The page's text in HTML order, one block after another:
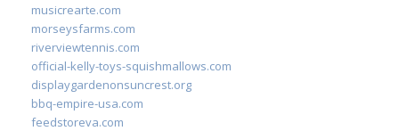
musicrearte.com
morseysfarms.com
riverviewtennis.com
official-kelly-toys-squishmallows.com
displaygardenonsuncrest.org
bbq-empire-usa.com
feedstoreva.com